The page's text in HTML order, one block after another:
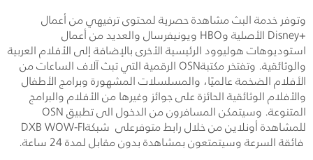
وتوفر خدمة البث مشاهدة حصرية لمحتوى ترفيهي من أعمال
Disney+الأصلية وHBOويونيفرسال والعديد من أعمال
استوديوهات هوليوود الرئيسية الأخرى بالإضافة إلى الأفلام العربية
والوثائقية. وتفتخر مكتبةOSNالرقمية التي تبث آلاف الساعات من
الأفلام الضخمة عالميًا، والمسلسلات المشهورة وبرامج الأطفال
والأفلام الوثائقية الحائزة على جوائز وغيرها من الأفلام والبرامج
المتنوعة. وسيتمكن المسافرون من الدخول الى تطبيقOSN
للمشاهدة أونلاين من خلال رابط متوفرعلى شبكةDXB WOW-FI
فائقة السرعة وسيتمتعون بمشاهدة بدون مقابل لمدة 24 ساعة
.